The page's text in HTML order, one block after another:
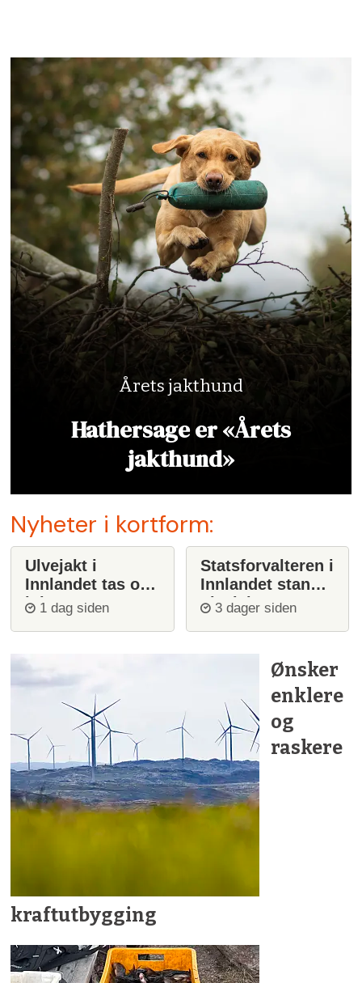
Årets jakthund
Hathersage er «Årets
jakthund»
Nyheter i kortform:
Ulvejakt i
Innlandet tas opp
igjen
1 dag siden
Statsforvalteren i
Innlandet stanser
ulvejakt
3 dager siden
Ønsker
enklere
og
raskere
kraftutbygging